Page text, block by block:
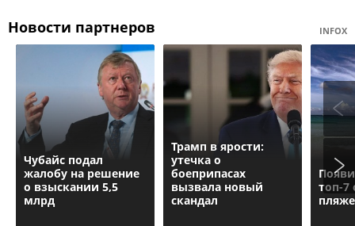
Новости партнеров INFOX
Чубайс подал
жалобу на решение
о взыскании 5,5
млрд
Трамп в ярости:
утечка о
боеприпасах
вызвала новый
скандал
топ-7